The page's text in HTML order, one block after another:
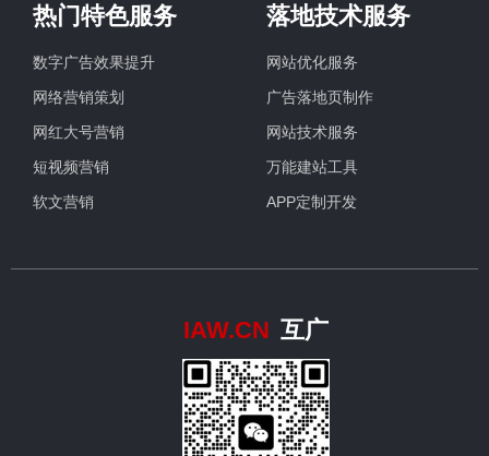
热门特色服务
数字广告效果提升
网络营销策划
网红大号营销
短视频营销
软文营销
落地技术服务
网站优化服务
广告落地页制作
网站技术服务
万能建站工具
APP定制开发
IAW.CN 互广